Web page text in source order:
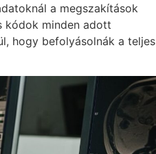
a megszakítások
kódok minden adott
hogy befolyásolnák a teljes